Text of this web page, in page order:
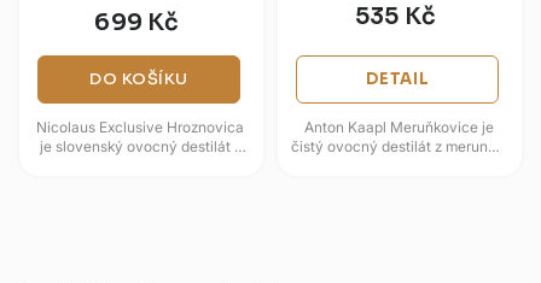
699 Kč
DO KOŠÍKU
Nicolaus Exclusive Hroznovica
je slovenský ovocný destilát s
535 Kč
DETAIL
Anton Kaapl Meruňkovice je
čistý ovocný destilát z meruněk,